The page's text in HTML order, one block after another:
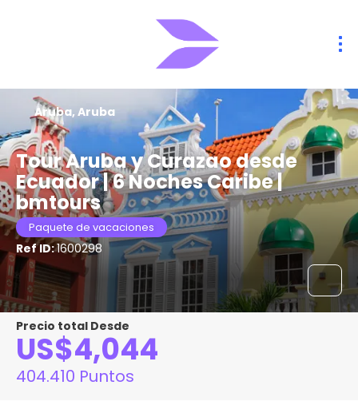
Tour Aruba y Curazao desde
Ecuador | 6 Noches Caribe |
bmtours
Paquete de vacaciones
Ref ID:1600298
Aruba, Aruba
Precio total Desde
US$4,044
404.410 Puntos